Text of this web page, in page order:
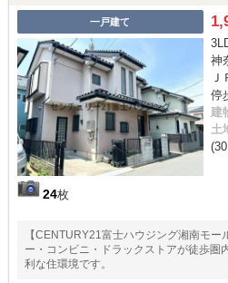
一戸建て
24枚
神
Ｊ
停
建
土
【CENTURY21富士ハウジング湘南モ
ー・コンビニ・ドラックストアが徒歩圏
利な住環境です。